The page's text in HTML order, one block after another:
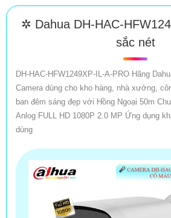
Camera Dahua DH-IPC-HFW1239TL1-PV
1,547,000 ₫ )
Camera Dahua DH-IPC-HFW2249M-S-B-PRO
Top 5 Camera Cho Kho Hàng
✲ Dahua DH-HAC-
sắc nét
DH-HAC-HFW1249XP-IL-A-PRO Hãng
Camera dùng cho kho hàng, nhà xưởng,
ban đêm sáng đẹp với Hồng Ngoại 50m
Anlog FULL HD 1080P 2.0 MP Ứng dụng
dùng